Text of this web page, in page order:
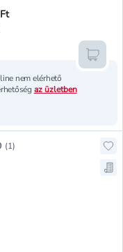
nem elérhető
az üzletben
a kedvencekhez, 7th
listára, 7th
pontszáma:
(1)